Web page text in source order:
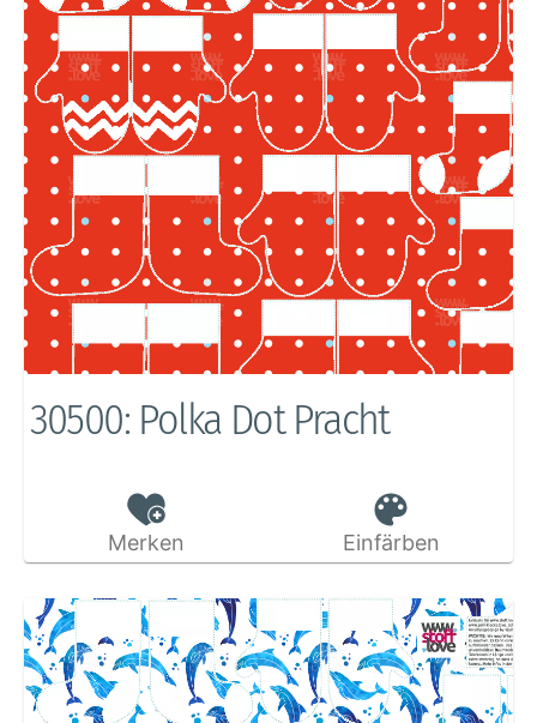
30500: Polka Dot Pracht
Merken Einfärben